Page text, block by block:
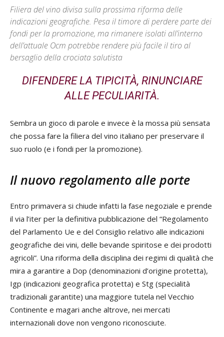
Filiera del vino divisa sulla prossima riforma delle
indicazioni geografiche. Pesa il timore di perdere parte dei
fondi per la promozione, ma rimanere isolati all’interno
dell’attuale Ocm potrebbe rendere più facile il tiro al
bersaglio della crociata salutista
DIFENDERE LA TIPICITÀ, RINUNCIARE
ALLE PECULIARITÀ.
Sembra un gioco di parole e invece è la mossa più sensata
che possa fare la filiera del vino italiano per preservare il
suo ruolo (e i fondi per la promozione).
Il nuovo regolamento alle porte
Entro primavera si chiude infatti la fase negoziale e prende
il via l’iter per la definitiva pubblicazione del “Regolamento
del Parlamento Ue e del Consiglio relativo alle indicazioni
geografiche dei vini, delle bevande spiritose e dei prodotti
agricoli”. Una riforma della disciplina dei regimi di qualità che
mira a garantire a Dop (denominazioni d’origine protetta),
Igp (indicazioni geografica protetta) e Stg (specialità
tradizionali garantite) una maggiore tutela nel Vecchio
Continente e magari anche altrove, nei mercati
internazionali dove non vengono riconosciute.